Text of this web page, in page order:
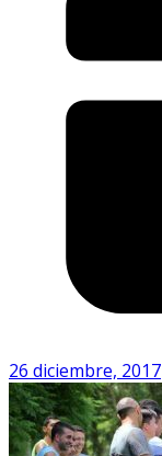
26 diciembre, 2017